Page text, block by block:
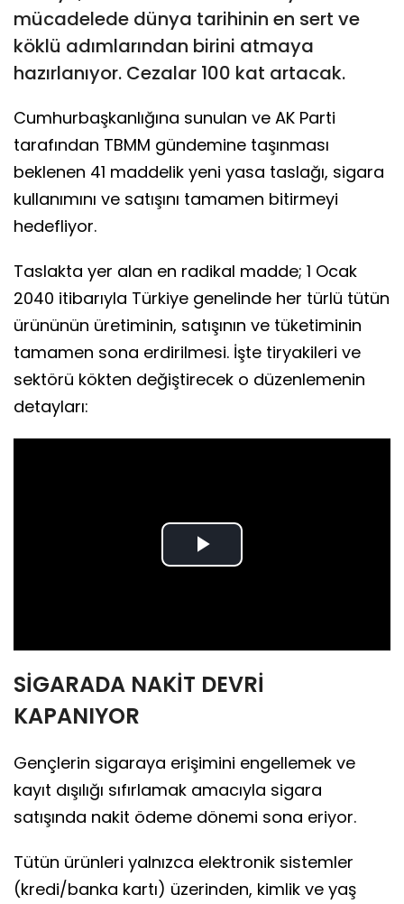
mücadelede dünya tarihinin en sert ve
köklü adımlarından birini atmaya
hazırlanıyor. Cezalar 100 kat artacak.
Cumhurbaşkanlığına sunulan ve AK Parti
tarafından TBMM gündemine taşınması
beklenen 41 maddelik yeni yasa taslağı, sigara
kullanımını ve satışını tamamen bitirmeyi
hedefliyor.
Taslakta yer alan en radikal madde; 1 Ocak
2040 itibarıyla Türkiye genelinde her türlü tütün
ürününün üretiminin, satışının ve tüketiminin
tamamen sona erdirilmesi. İşte tiryakileri ve
sektörü kökten değiştirecek o düzenlemenin
detayları:
Play
SİGARADA NAKİT DEVRİ
KAPANIYOR
Gençlerin sigaraya erişimini engellemek ve
kayıt dışılığı sıfırlamak amacıyla sigara
satışında nakit ödeme dönemi sona eriyor.
Tütün ürünleri yalnızca elektronik sistemler
(kredi/banka kartı) üzerinden, kimlik ve yaş